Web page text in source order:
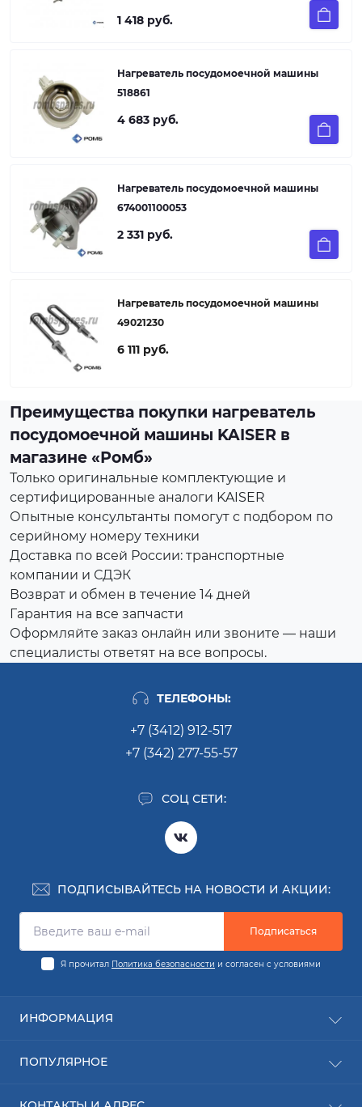
1 418 руб.
Нагреватель посудомоечной машины
518861
4 683 руб.
Нагреватель посудомоечной машины
674001100053
2 331 руб.
Нагреватель посудомоечной машины
49021230
6 111 руб.
Преимущества покупки нагреватель
посудомоечной машины KAISER в
магазине «Ромб»
Только оригинальные комплектующие и
сертифицированные аналоги KAISER
Опытные консультанты помогут с подбором по
серийному номеру техники
Доставка по всей России: транспортные
компании и СДЭК
Возврат и обмен в течение 14 дней
Гарантия на все запчасти
Оформляйте заказ онлайн или звоните — наши
специалисты ответят на все вопросы.
ТЕЛЕФОНЫ:
+7 (3412) 912-517
+7 (342) 277-55-57
СОЦ СЕТИ:
ПОДПИСЫВАЙТЕСЬ НА НОВОСТИ И АКЦИИ:
Подписаться
Я прочитал Политика безопасности и согласен с условиями
ИНФОРМАЦИЯ
Заявка на ремонт
ПОПУЛЯРНОЕ